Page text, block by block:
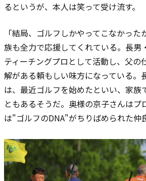
るというが、本人は笑って受け流す。
「結局、ゴルフしかやってこなかっ
族も全力で応援してくれている。長男
ティーチングプロとして活動し、父の
解がある頼もしい味方になっている。
は、最近ゴルフを始めたといい、家族
ともあるそうだ。奥様の京子さんはプ
は"ゴルフのDNA"がちりばめられた仲